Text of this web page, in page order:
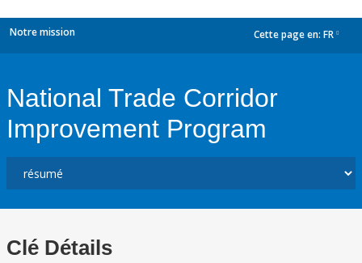
Notre mission Cette page en: FR
National Trade Corridor
Improvement Program
Clé Détails